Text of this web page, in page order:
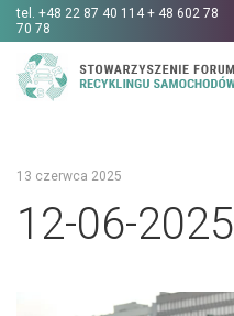
tel. +48 22 87 40 114 + 48 602 78
70 78
13 czerwca 2025
12-06-2025